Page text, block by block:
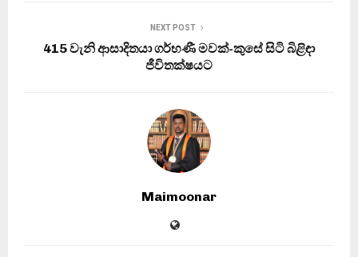
NEXT POST
415 වැනි ආසාදිතයා ගර්භණී මවක්-කුසේ සිටි බිළිඳා
ජීවිතක්ෂයට
Maimoonar